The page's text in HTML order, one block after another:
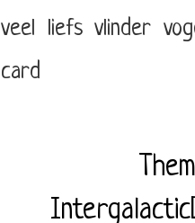
veel liefs vlinder
card